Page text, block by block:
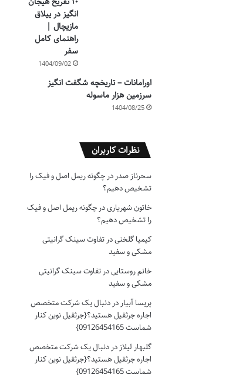
انگیز در ییلاق
مازیچال |
راهنمای کامل
سفر
1404/09/02
اورامانات – تاریخچه شگفت انگیز
سرزمین هزار ماسوله
1404/08/25
نظرات کاربران
سحرناز صدر درچگونه ریمل اصل و فیک را
تشخیص دهیم؟
خاتون شهریاریدرچگونه ریمل اصل و فیک
را تشخیص دهیم؟
کیمیا گلخنیدرتفاوت سینک گرانیتی
مشکی و سفید
خانم روستاییدرتفاوت سینک گرانیتی
مشکی و سفید
پریسا آبیار دردنبال یک شرکت متخصص
اجاره جرثقیل هستید؟{جرثقیل نوین کنار
شماست 09126454165}
گلبهار لیلاز دردنبال یک شرکت متخصص
اجاره جرثقیل هستید؟{جرثقیل نوین کنار
شماست 09126454165}